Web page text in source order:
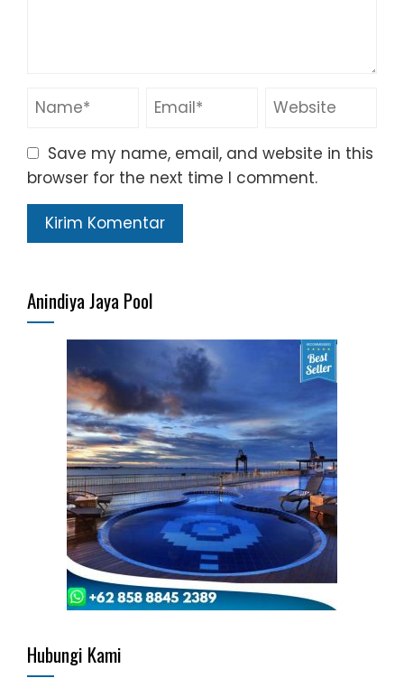
Save my name, email, and website in this
browser for the next time I comment.
Anindiya Jaya Pool
Hubungi Kami